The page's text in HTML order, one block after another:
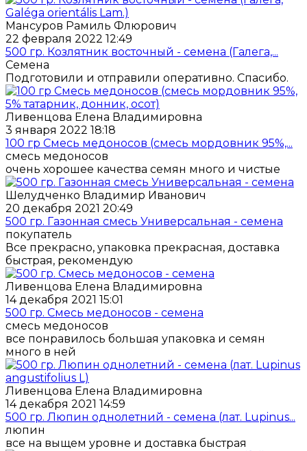
Мансуров Рамиль Флюрович
22 февраля 2022 12:49
500 гр. Козлятник восточный - семена (Галега,...
Семена
Подготовили и отправили оперативно. Спасибо.
Ливенцова Елена Владимировна
3 января 2022 18:18
100 гр Смесь медоносов (смесь мордовник 95%,...
смесь медоносов
очень хорошее качества семян много и чистые
Шелудченко Владимир Иванович
20 декабря 2021 20:49
500 гр. Газонная смесь Универсальная - семена
покупатель
Все прекрасно, упаковка прекрасная, доставка
быстрая, рекомендую
Ливенцова Елена Владимировна
14 декабря 2021 15:01
500 гр. Смесь медоносов - семена
смесь медоносов
все понравилось большая упаковка и семян
много в ней
Ливенцова Елена Владимировна
14 декабря 2021 14:59
500 гр. Люпин однолетний - семена (лат. Lupinus...
люпин
все на выщем уровне и доставка быстрая